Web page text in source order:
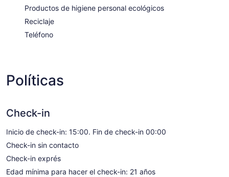
Productos de higiene personal ecológicos
Reciclaje
Teléfono
Políticas
Check-in
Inicio de check-in: 15:00. Fin de check-in 00:00
Check-in sin contacto
Check-in exprés
Edad mínima para hacer el check-in: 21 años